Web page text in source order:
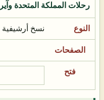
رحلات المملكة المتحدة
نسخ أرشيفية